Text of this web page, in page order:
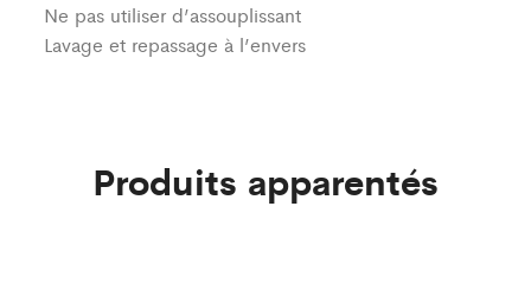
Ne pas utiliser d’assouplissant
Lavage et repassage à l’envers
Produits apparentés